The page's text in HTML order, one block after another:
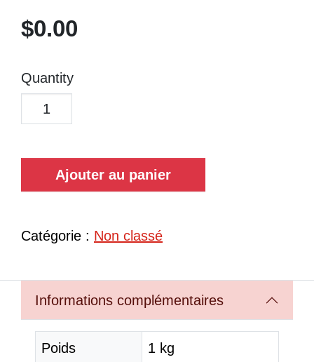
$0.00
Quantity
Ajouter au panier
Catégorie : Non classé
Informations complémentaires
Poids 1 kg